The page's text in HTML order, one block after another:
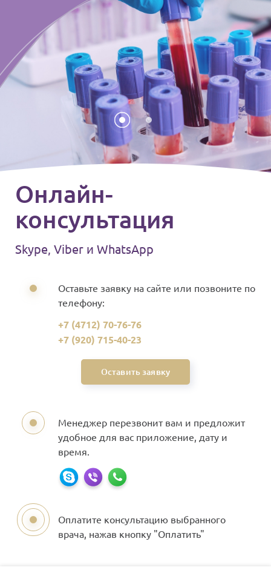
Онлайн-
консультация
Skype, Viber и WhatsApp
Оставьте заявку на сайте или позвоните по
телефону:
+7 (4712) 70-76-76
+7 (920) 715-40-23
Оставить заявку
Менеджер перезвонит вам и предложит
удобное для вас приложение, дату и
время.
Оплатите консультацию выбранного
врача, нажав кнопку "Оплатить"